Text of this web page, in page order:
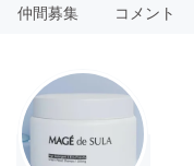
仲間募集 コメント